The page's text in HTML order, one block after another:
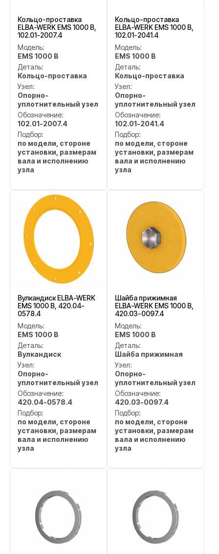
Кольцо-проставка
ELBA-WERK EMS 1000 B,
102.01-2007.4
Модель:
EMS 1000 B
Деталь:
Кольцо-проставка
Узел:
Опорно-
уплотнительный узел
Обозначение:
102.01-2007.4
Подбор:
по модели, стороне
установки, размерам
вала и исполнению
узла
Кольцо-проставка
ELBA-WERK EMS 1000 B,
102.01-2041.4
Модель:
EMS 1000 B
Деталь:
Кольцо-проставка
Узел:
Опорно-
уплотнительный узел
Обозначение:
102.01-2041.4
Подбор:
по модели, стороне
установки, размерам
вала и исполнению
узла
Вулкандиск ELBA-WERK
EMS 1000 B, 420.04-
0578.4
Модель:
EMS 1000 B
Деталь:
Вулкандиск
Узел:
Опорно-
уплотнительный узел
Обозначение:
420.04-0578.4
Подбор:
по модели, стороне
установки, размерам
вала и исполнению
узла
Шайба прижимная
ELBA-WERK EMS 1000 B,
420.03-0097.4
Модель:
EMS 1000 B
Деталь:
Шайба прижимная
Узел:
Опорно-
уплотнительный узел
Обозначение:
420.03-0097.4
Подбор:
по модели, стороне
установки, размерам
вала и исполнению
узла